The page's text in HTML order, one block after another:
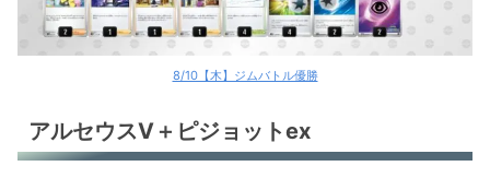
8/10【木】ジムバトル優勝
アルセウスV＋ピジョットex